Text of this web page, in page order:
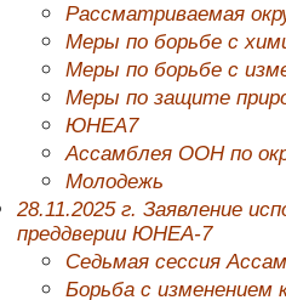
Рассматриваемая
Меры по борьбе с
Меры по борьбе с
Меры по защите
ЮНЕА7
Ассамблея ООН по
Молодежь
28.11.2025 г. Заявление
преддверии ЮНЕА-7
Седьмая сессия
Борьба с изменением